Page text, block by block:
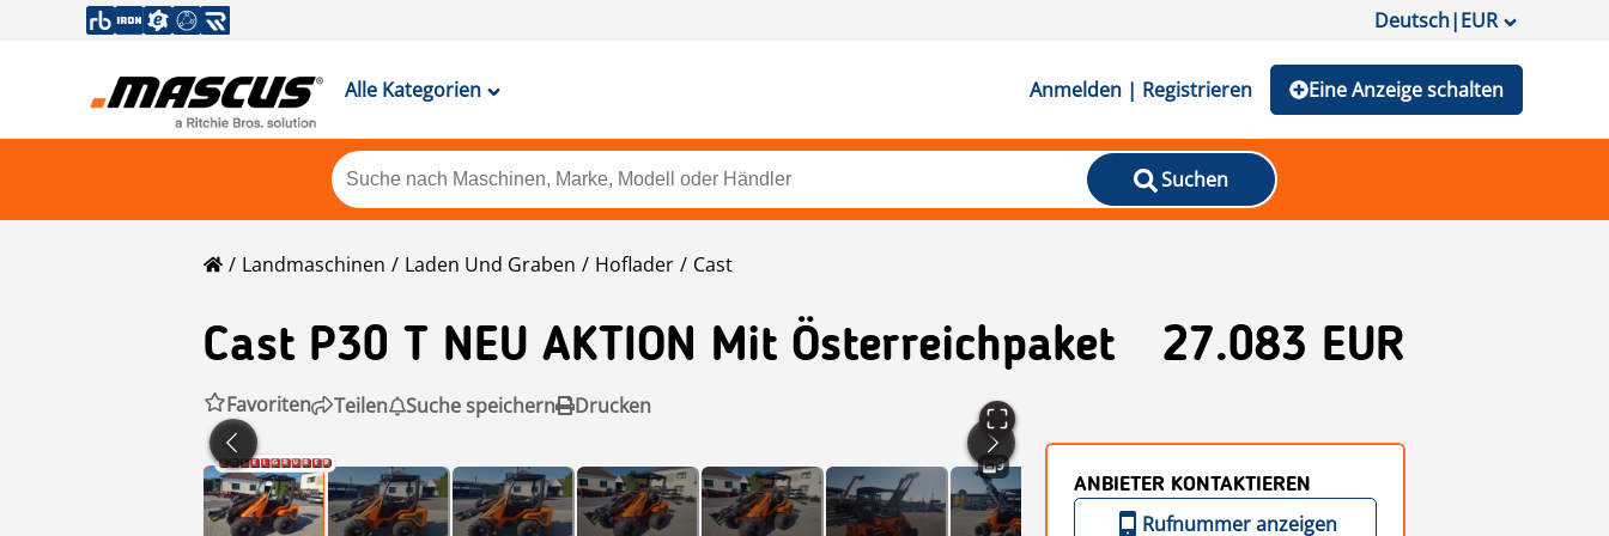
Deutsch|EUR
Alle Kategorien Anmelden | Registrieren Eine Anzeige schalten
Suchen
Landmaschinen Laden Und Graben Hoflader Cast
Cast P30 T NEU AKTION Mit Österreichpaket 27.083 EUR
Favoriten Teilen Suche speichern Drucken
9
ANBIETER KONTAKTIEREN
Rufnummer anzeigen